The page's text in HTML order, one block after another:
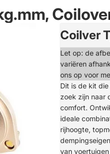
Coilver
Let op: de
variëren
ons op voor
Dit is de kit
zoek zijn naar
comfort.
ideale
rijhoogte,
van